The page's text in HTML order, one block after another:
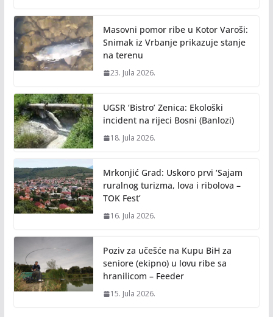
Masovni pomor ribe u Kotor Varoši:
Snimak iz Vrbanje prikazuje stanje
na terenu
23. Jula 2026.
UGSR ‘Bistro’ Zenica: Ekološki
incident na rijeci Bosni (Banlozi)
18. Jula 2026.
Mrkonjić Grad: Uskoro prvi ‘Sajam
ruralnog turizma, lova i ribolova –
TOK Fest’
16. Jula 2026.
Poziv za učešće na Kupu BiH za
seniore (ekipno) u lovu ribe sa
hranilicom – Feeder
15. Jula 2026.